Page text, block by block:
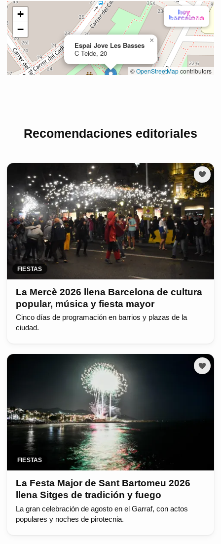
Recomendaciones editoriales
FIESTAS
La Mercè 2026 llena Barcelona de cultura
popular, música y fiesta mayor
Cinco días de programación en barrios y plazas de la
ciudad.
FIESTAS
La Festa Major de Sant Bartomeu 2026
llena Sitges de tradición y fuego
La gran celebración de agosto en el Garraf, con actos
populares y noches de pirotecnia.